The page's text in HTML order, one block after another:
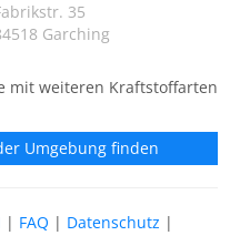
35
Garching
mit weiteren Kraftstoffarten
Umgebung finden
| FAQ | Datenschutz |